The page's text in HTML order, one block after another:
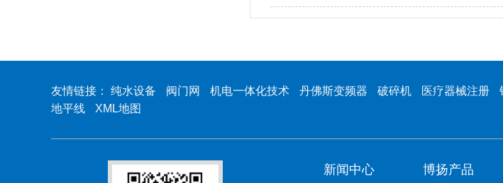
友情链接： 纯水设备 阀门网 机电一体化技术 丹佛斯变频器 破碎机 医疗器械注册
地平线
XML地图
新闻中心 博扬产品